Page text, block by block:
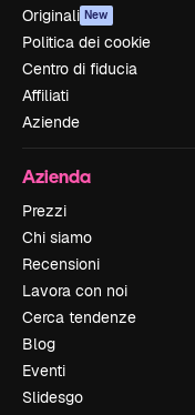
Originali New
Politica dei cookie
Centro di fiducia
Affiliati
Aziende
Azienda
Prezzi
Chi siamo
Recensioni
Lavora con noi
Cerca tendenze
Blog
Eventi
Slidesgo